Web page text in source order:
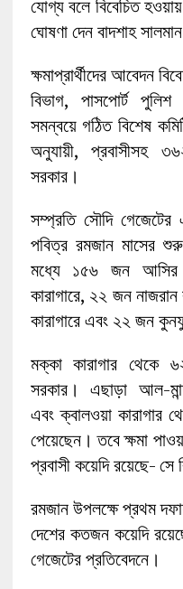
যোগ্য বলে বিবেচিত
ঘোষণা দেন বাদশাহ
ক্ষমাপ্রার্থীদের আবেদন
বিভাগ, পাসপোর্ট পুলিশ
সমন্বয়ে গঠিত বিশেষ
অনুযায়ী, প্রবাসীসহ
সরকার।
সম্প্রতি সৌদি গেজেটের
পবিত্র রমজান মাসের
মধ্যে ১৫৬ জন আসির
কারাগারে, ২২ জন
কারাগারে এবং ২২ জন
মক্কা কারাগার থেকে
সরকার। এছাড়া আল-
এবং ক্বালওয়া কারাগার
পেয়েছেন। তবে ক্ষমা
প্রবাসী কয়েদি রয়েছে- সে
রমজান উপলক্ষে প্রথম
দেশের কতজন কয়েদি
গেজেটের প্রতিবেদনে।